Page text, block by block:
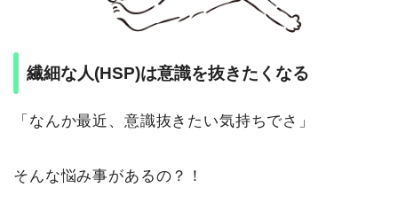
繊細な人(HSP)は意識を抜きたくなる
「なんか最近、意識抜きたい気持ちでさ」
そんな悩み事があるの？！